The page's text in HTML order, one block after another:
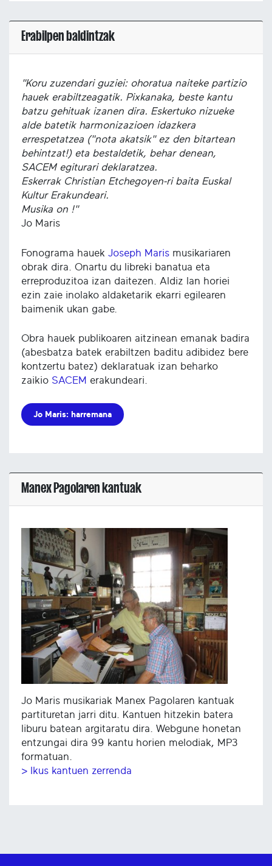
Erabilpen baldintzak
"Koru zuzendari guziei: ohoratua naiteke partizio
hauek erabiltzeagatik. Pixkanaka, beste kantu
batzu gehituak izanen dira. Eskertuko nizueke
alde batetik harmonizazioen idazkera
errespetatzea ("nota akatsik" ez den bitartean
behintzat!) eta bestaldetik, behar denean,
SACEM egiturari deklaratzea.
Eskerrak Christian Etchegoyen-ri baita Euskal
Kultur Erakundeari.
Musika on !"
Jo Maris
Fonograma hauek Joseph Maris musikariaren
obrak dira. Onartu du libreki banatua eta
erreproduzitoa izan daitezen. Aldiz lan horiei
ezin zaie inolako aldaketarik ekarri egilearen
baimenik ukan gabe.
Obra hauek publikoaren aitzinean emanak badira
(abesbatza batek erabiltzen baditu adibidez bere
kontzertu batez) deklaratuak izan beharko
zaikio SACEM erakundeari.
Jo Maris: harremana
Manex Pagolaren kantuak
Jo Maris musikariak Manex Pagolaren kantuak
partituretan jarri ditu. Kantuen hitzekin batera
liburu batean argitaratu dira. Webgune honetan
entzungai dira 99 kantu horien melodiak, MP3
formatuan.
> Ikus kantuen zerrenda